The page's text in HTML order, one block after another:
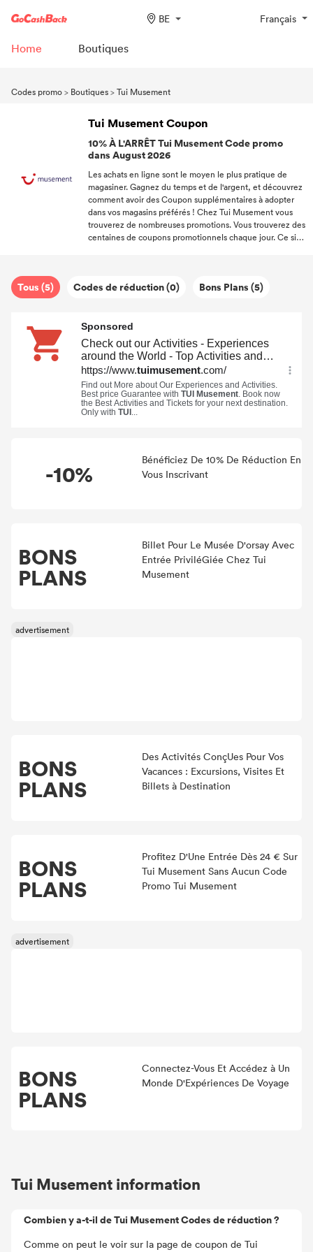
BE Français
Home Boutiques
Codes promo> Boutiques>Tui Musement
Tui Musement Coupon
10% À L'ARRÊT Tui Musement Code promo
dans August 2026
Les achats en ligne sont le moyen le plus pratique de
magasiner. Gagnez du temps et de l'argent, et découvrez
comment avoir des Coupon supplémentaires à adopter
dans vos magasins préférés ! Chez Tui Musement vous
trouverez de nombreuses promotions. Vous trouverez des
centaines de coupons promotionnels chaque jour. Ce site
offres promotionnelles en cours. Choisissez le Tui
Code de promo inoccupé dans Tui Musement et profitez
des économies réalisées grâce au coupon de rabais mis à
jour quotidiennement Tui Musement !
Tous (5) Codes de réduction (0) Bons Plans (5)
-10%
Bénéficiez De 10% De Réduction En
Vous Inscrivant
BONS
PLANS
Billet Pour Le Musée D'orsay Avec
Entrée PriviléGiée Chez Tui
Musement
BONS
PLANS
Des Activités ConçUes Pour Vos
Vacances : Excursions, Visites Et
Billets à Destination
BONS
PLANS
Profitez D'Une Entrée Dès 24 € Sur
Tui Musement Sans Aucun Code
Promo Tui Musement
BONS
PLANS
Connectez-Vous Et Accédez à Un
Monde D'Expériences De Voyage
Tui Musement information
Combien y a-t-il de Tui Musement Codes de réduction ?
Comme on peut le voir sur la page de coupon de Tui